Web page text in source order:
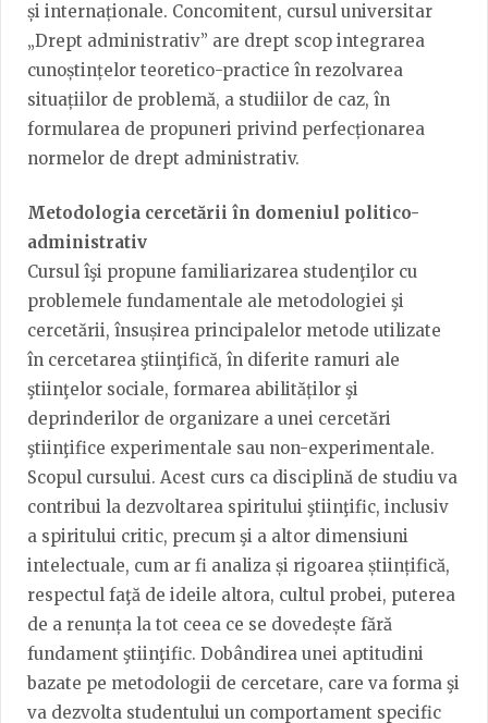
și internaționale. Concomitent, cursul universitar
„Drept administrativ” are drept scop integrarea
cunoștințelor teoretico-practice în rezolvarea
situațiilor de problemă, a studiilor de caz, în
formularea de propuneri privind perfecționarea
normelor de drept administrativ.
Metodologia cercetării în domeniul politico-
administrativ
Cursul îşi propune familiarizarea studenţilor cu
problemele fundamentale ale metodologiei şi
cercetării, însușirea principalelor metode utilizate
în cercetarea ştiinţifică, în diferite ramuri ale
ştiinţelor sociale, formarea abilităților şi
deprinderilor de organizare a unei cercetări
ştiinţifice experimentale sau non-experimentale.
Scopul cursului. Acest curs ca disciplină de studiu va
contribui la dezvoltarea spiritului ştiinţific, inclusiv
a spiritului critic, precum şi a altor dimensiuni
intelectuale, cum ar fi analiza și rigoarea științifică,
respectul faţă de ideile altora, cultul probei, puterea
de a renunța la tot ceea ce se dovedește fără
fundament ştiinţific. Dobândirea unei aptitudini
bazate pe metodologii de cercetare, care va forma şi
va dezvolta studentului un comportament specific